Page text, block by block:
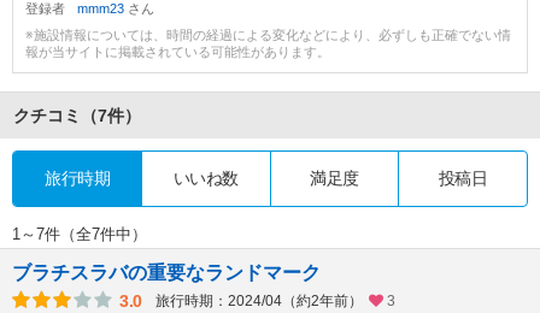
登録者 mmm23 さん
※施設情報については、時間の経過による変化などにより、必ずしも正確でない情
報が当サイトに掲載されている可能性があります。
クチコミ （7件）
旅行時期 いいね数 満足度 投稿日
1～7件（全7件中）
ブラチスラバの重要なランドマーク
3.0 旅行時期：2024/04（約2年前）
3